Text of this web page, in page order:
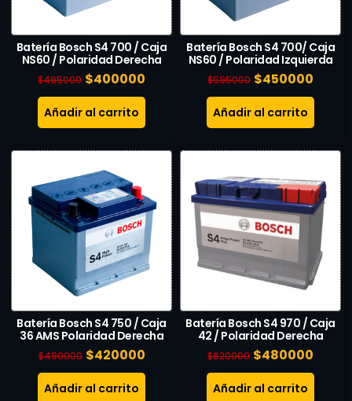
Batería Bosch S4 700 / Caja
NS60 / Polaridad Derecha
$495000 $400000
Añadir al carrito
Batería Bosch S4 700/ Caja
NS60 / Polaridad Izquierda
$595000 $450000
Añadir al carrito
Batería Bosch S4 750 / Caja
36 AMS Polaridad Derecha
$490000 $420000
Añadir al carrito
Batería Bosch S4 970 / Caja
42 / Polaridad Derecha
$620000 $480000
Añadir al carrito